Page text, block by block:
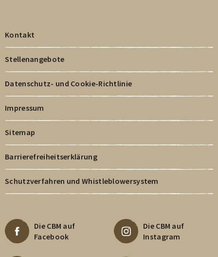
Kontakt
Stellenangebote
Datenschutz- und Cookie-Richtlinie
Impressum
Sitemap
Barrierefreiheitserklärung
Schutzverfahren und Whistleblowersystem
Die CBM auf
Facebook
Die CBM auf
Instagram